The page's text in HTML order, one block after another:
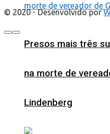
Presos mais três
na morte de
Lindenberg
© 2020 - Desenvolvido por